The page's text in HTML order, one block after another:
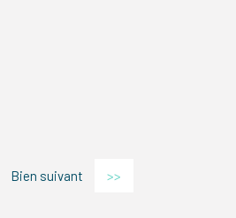
Bien suivant >>